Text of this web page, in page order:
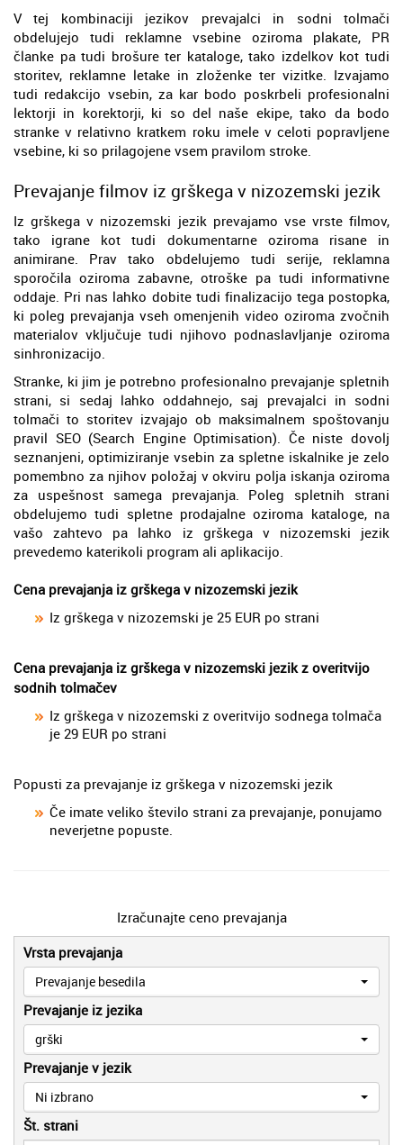
V tej kombinaciji jezikov prevajalci in sodni tolmači
obdelujejo tudi reklamne vsebine oziroma plakate, PR
članke pa tudi brošure ter kataloge, tako izdelkov kot tudi
storitev, reklamne letake in zloženke ter vizitke. Izvajamo
tudi redakcijo vsebin, za kar bodo poskrbeli profesionalni
lektorji in korektorji, ki so del naše ekipe, tako da bodo
stranke v relativno kratkem roku imele v celoti popravljene
vsebine, ki so prilagojene vsem pravilom stroke.
Prevajanje filmov iz grškega v nizozemski jezik
Iz grškega v nizozemski jezik prevajamo vse vrste filmov,
tako igrane kot tudi dokumentarne oziroma risane in
animirane. Prav tako obdelujemo tudi serije, reklamna
sporočila oziroma zabavne, otroške pa tudi informativne
oddaje. Pri nas lahko dobite tudi finalizacijo tega postopka,
ki poleg prevajanja vseh omenjenih video oziroma zvočnih
materialov vključuje tudi njihovo podnaslavljanje oziroma
sinhronizacijo.
Stranke, ki jim je potrebno profesionalno prevajanje spletnih
strani, si sedaj lahko oddahnejo, saj prevajalci in sodni
tolmači to storitev izvajajo ob maksimalnem spoštovanju
pravil SEO (Search Engine Optimisation). Če niste dovolj
seznanjeni, optimiziranje vsebin za spletne iskalnike je zelo
pomembno za njihov položaj v okviru polja iskanja oziroma
za uspešnost samega prevajanja. Poleg spletnih strani
obdelujemo tudi spletne prodajalne oziroma kataloge, na
vašo zahtevo pa lahko iz grškega v nizozemski jezik
prevedemo katerikoli program ali aplikacijo.
Cena prevajanja iz grškega v nizozemski jezik
Iz grškega v nizozemski je 25 EUR po strani
Cena prevajanja iz grškega v nizozemski jezik z overitvijo
sodnih tolmačev
Iz grškega v nizozemski z overitvijo sodnega tolmača
je 29 EUR po strani
Popusti za prevajanje iz grškega v nizozemski jezik
Če imate veliko število strani za prevajanje, ponujamo
neverjetne popuste.
Izračunajte ceno prevajanja
Vrsta prevajanja
Prevajanje besedila
Prevajanje iz jezika
grški
Prevajanje v jezik
Ni izbrano
Št. strani